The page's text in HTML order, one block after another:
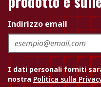
Indirizzo email
I dati personali forniti
nostra Politica sulla